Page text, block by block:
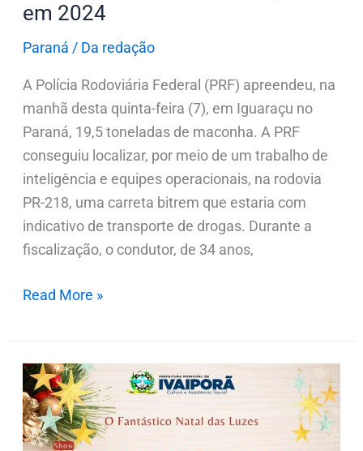
em 2024
Paraná / Da redação
A Polícia Rodoviária Federal (PRF) apreendeu, na
manhã desta quinta-feira (7), em Iguaraçu no
Paraná, 19,5 toneladas de maconha. A PRF
conseguiu localizar, por meio de um trabalho de
inteligência e equipes operacionais, na rodovia
PR-218, uma carreta bitrem que estaria com
indicativo de transporte de drogas. Durante a
fiscalização, o condutor, de 34 anos,
sul
em
2024
Read More »
Show
de
Acendimento
das